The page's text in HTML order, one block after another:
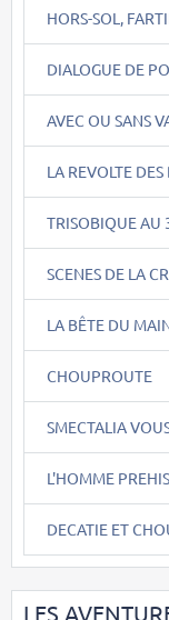
HORS-SOL,
DIALOGUE DE
AVEC OU SANS
LA REVOLTE
TRISOBIQUE AU
SCENES DE LA
LA BÊTE DU
CHOUPROUTE
SMECTALIA
L'HOMME
DECATIE ET
LES